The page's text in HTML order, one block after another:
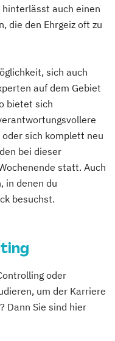
Arbeit
der Sozialen
Logistics
auch einen
die den Ehrgeiz oft zu
sich auch
auf dem Gebiet
bietet sich
sich komplett neu
bei dieser
statt. Auch
in denen du
besuchst.
oder
um der Karriere
Dann Sie sind hier